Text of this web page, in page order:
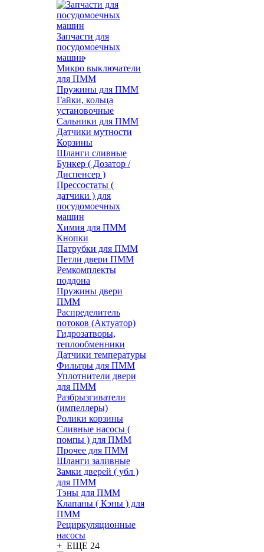
Запчасти для
посудомоечных
машин
Микро выключатели
для ПММ
Пружины для ПММ
Гайки, кольца
установочные
Сальники для ПММ
Датчики мутности
Корзины
Шланги сливные
Бункер ( Дозатор /
Диспенсер )
Прессостаты (
датчики ) для
посудомоечных
машин
Химия для ПММ
Кнопки
Патрубки для ПММ
Петли двери ПММ
Ремкомплекты
поддона
Пружины двери
ПММ
Распределитель
потоков (Актуатор)
Гидрозатворы,
теплообменники
Датчики температуры
Фильтры для ПММ
Уплотнители двери
для ПММ
Разбрызгиватели
(импеллеры)
Ролики корзины
Сливные насосы (
помпы ) для ПММ
Прочее для ПММ
Шланги заливные
Замки дверей ( убл )
для ПММ
Тэны для ПММ
Клапаны ( Кэны ) для
ПММ
Рециркуляционные
насосы
+ ЕЩЕ 24